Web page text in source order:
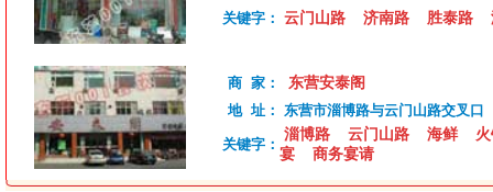
关键字： 云门山路 济南路 胜泰路
商 家： 东营安泰阁
地 址： 东营市淄博路与云门山路交叉口
关键字：
淄博路 云门山路 海鲜
宴
商务宴请